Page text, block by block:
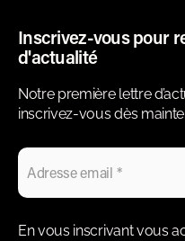
Inscrivez-vous pour
d'actualité
Notre première lettre
inscrivez-vous dès
En vous inscrivant vous